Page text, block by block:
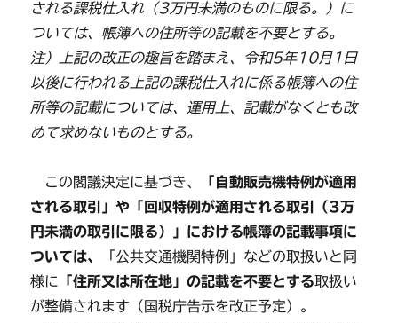
される課税仕入れ（3万円未満のものに限る。）に
ついては、帳簿への住所等の記載を不要とする。
注）上記の改正の趣旨を踏まえ、令和5年10月1日
以後に行われる上記の課税仕入れに係る帳簿への住
所等の記載については、運用上、記載がなくとも改
めて求めないものとする。
この閣議決定に基づき、
「自動販売機特例が適用
される取引」や「回収特例が適用される取引（3万
円未満の取引に限る）」における帳簿の記載事項に
ついては、
「公共交通機関特例」などの取扱いと同
様に
「住所又は所在地」の記載を不要とする取扱い
が整備されます（国税庁告示を改正予定）。